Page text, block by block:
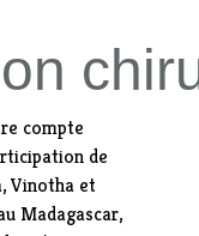
compte
de
Vinotha et
Madagascar,